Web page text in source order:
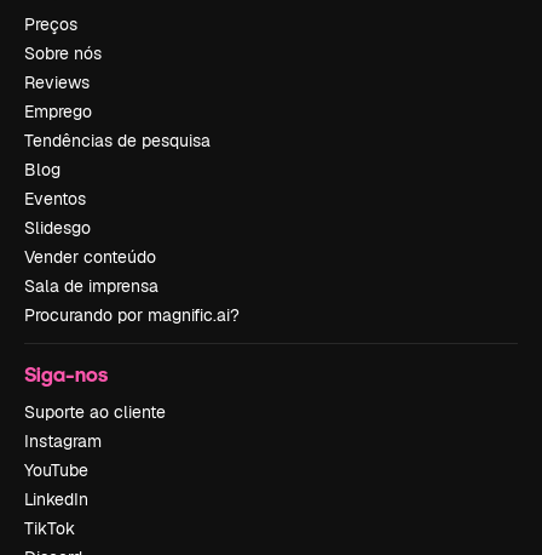
Preços
Sobre nós
Reviews
Emprego
Tendências de pesquisa
Blog
Eventos
Slidesgo
Vender conteúdo
Sala de imprensa
Procurando por magnific.ai?
Siga-nos
Suporte ao cliente
Instagram
YouTube
LinkedIn
TikTok